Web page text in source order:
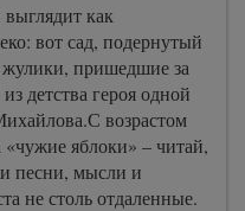
как
вот сад, подернутый
пришедшие за
детства героя одной
возрастом
яблоки» – читай,
песни, мысли и
не столь отдаленные.